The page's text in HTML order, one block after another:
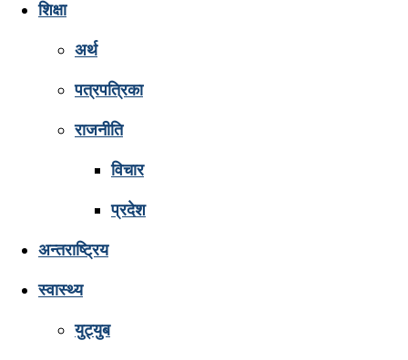
शिक्षा
अर्थ
पत्रपत्रिका
राजनीति
विचार
प्रदेश
अन्तराष्ट्रिय
स्वास्थ्य
युट्युब